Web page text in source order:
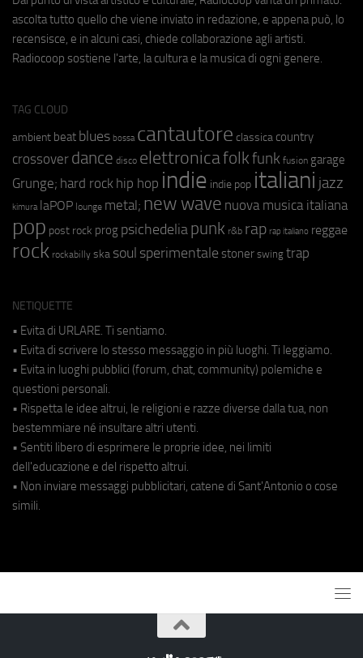
ascolta tutto quello che viene inviato in redazione, e appena può, lo
recensisce, e in alcuni casi, chiede collaborazione agli artisti.
Radiocoop sostiene l'arte, la cultura e la musica di ogni genere.
TAG CLOUD
ambient beat blues bossa cantautore classica country
crossover dance disco elettronicafolkfunk fusion garage
Grunge; hard rock hip hop indie indie pop italiani jazz
kimura laPOP lounge metal; new wave nuova musica italiana
pop post rock prog psichedeliapunk r&b rap rap italiano reggae
rock rockabilly ska soul sperimentale stoner swing trap
NETIQUETTE
• Evita di URLARE. Ti sentiamo.
• Evita di scrivere lo stesso messaggio in più luoghi. Ti leggiamo.
• Evita in luoghi pubblici (forum, chat, community) polemiche e
questioni personali.
• Rispetta le idee altrui, le religioni e razze diverse dalla tua, non
bestemmiare né insultare altri utenti.
• Sentiti libero di esprimere le proprie idee, nei limiti
dell'educazione e del rispetto altrui.
• Non inviare messaggi pubblicitari, catene di Sant'Antonio o cose
simili.